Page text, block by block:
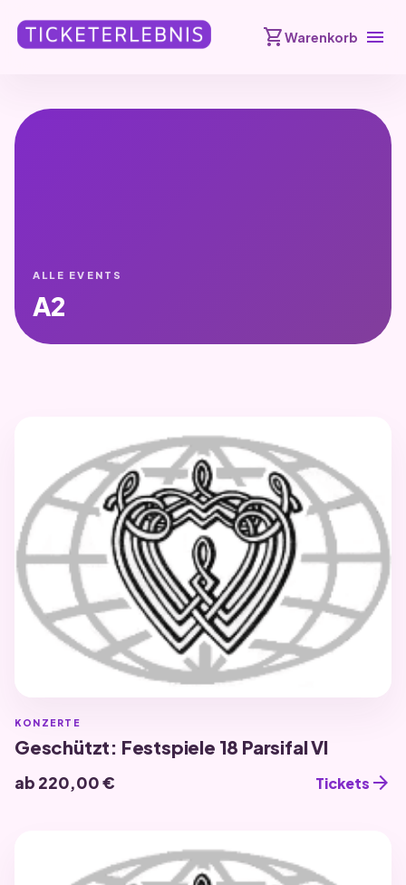
shopping_cartWarenkorb menu
ALLE EVENTS
A2
KONZERTE
Geschützt: Festspiele 18 Parsifal VI
ab 220,00 € Tickets arrow_forward